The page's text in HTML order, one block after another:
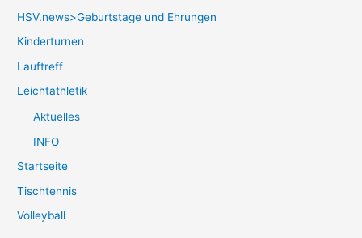
HSV.news>Geburtstage und Ehrungen
Kinderturnen
Lauftreff
Leichtathletik
Aktuelles
INFO
Startseite
Tischtennis
Volleyball